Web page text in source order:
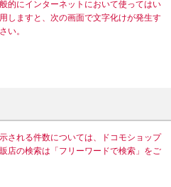
的にインターネットにおいて使ってはい
しますと、次の画面で文字化けが発生す
い。
される件数については、ドコモショップ
店の検索は「フリーワードで検索」をご